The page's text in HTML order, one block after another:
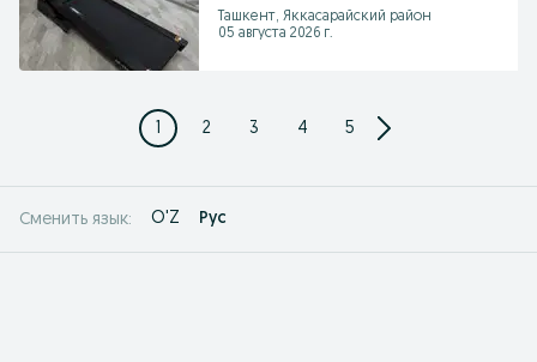
Ташкент, Яккасарайский район
05 августа 2026 г.
1 2 3 4 5
Сменить язык: O'Z Рус